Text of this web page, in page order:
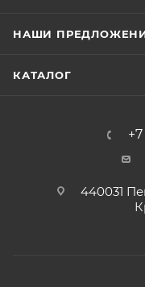
НАШИ
КАТАЛОГ
440031